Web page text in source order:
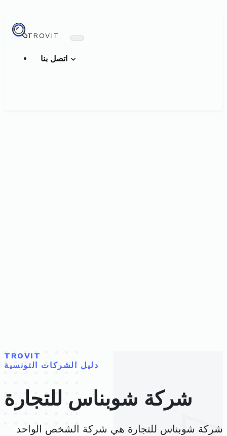
TROVIT
TROVIT
دليل الشركات التونسية
شركة شوبناس للتجارة
شركة شوبناس للتجارة هي شركة الشخص الواحد